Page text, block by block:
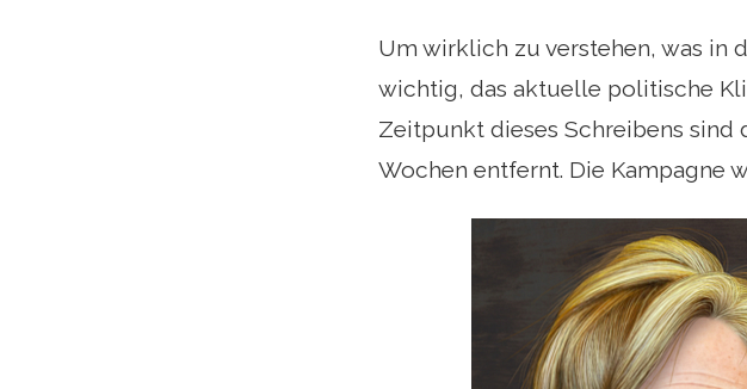
Um wirklich zu verstehen, was in
wichtig, das aktuelle politische
Zeitpunkt dieses Schreibens sind
Wochen entfernt. Die Kampagne